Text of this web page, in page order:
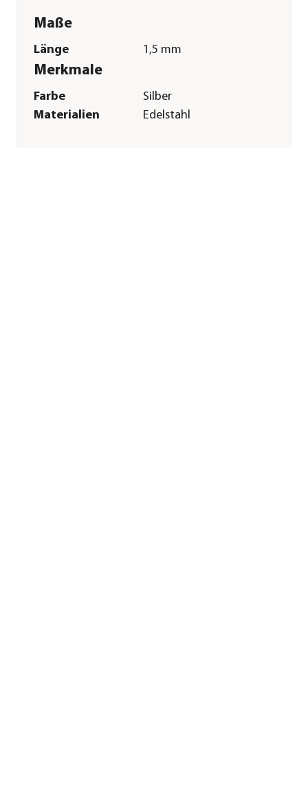
Maße
Länge 1,5 mm
Merkmale
Farbe
Silber
Materialien
Edelstahl